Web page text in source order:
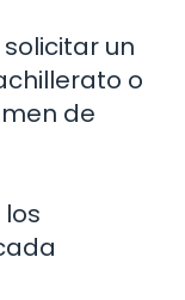
un
o
de